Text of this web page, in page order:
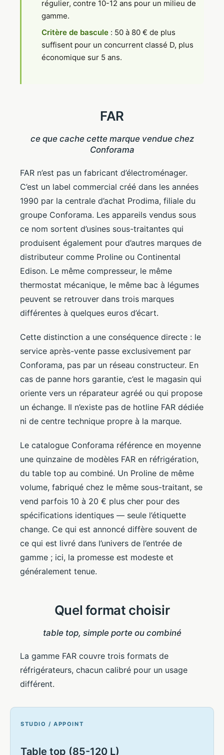
régulier, contre 10-12 ans pour un milieu de
gamme.
Critère de bascule : 50 à 80 € de plus
suffisent pour un concurrent classé D, plus
économique sur 5 ans.
FAR
ce que cache cette marque vendue chez
Conforama
FAR n’est pas un fabricant d’électroménager.
C’est un label commercial créé dans les années
1990 par la centrale d’achat Prodima, filiale du
groupe Conforama. Les appareils vendus sous
ce nom sortent d’usines sous-traitantes qui
produisent également pour d’autres marques de
distributeur comme Proline ou Continental
Edison. Le même compresseur, le même
thermostat mécanique, le même bac à légumes
peuvent se retrouver dans trois marques
différentes à quelques euros d’écart.
Cette distinction a une conséquence directe : le
service après-vente passe exclusivement par
Conforama, pas par un réseau constructeur. En
cas de panne hors garantie, c’est le magasin qui
oriente vers un réparateur agréé ou qui propose
un échange. Il n’existe pas de hotline FAR dédiée
ni de centre technique propre à la marque.
Le catalogue Conforama référence en moyenne
une quinzaine de modèles FAR en réfrigération,
du table top au combiné. Un Proline de même
volume, fabriqué chez le même sous-traitant, se
vend parfois 10 à 20 € plus cher pour des
spécifications identiques — seule l’étiquette
change. Ce qui est annoncé diffère souvent de
ce qui est livré dans l’univers de l’entrée de
gamme ; ici, la promesse est modeste et
généralement tenue.
Quel format choisir
table top, simple porte ou combiné
La gamme FAR couvre trois formats de
réfrigérateurs, chacun calibré pour un usage
différent.
STUDIO / APPOINT
Table top (85-120 L)